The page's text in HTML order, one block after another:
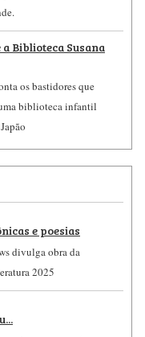
Biblioteca Susana
os bastidores que
biblioteca infantil
e poesias
divulga obra da
2025